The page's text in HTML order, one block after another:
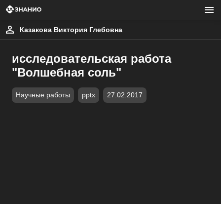
Казакова Виктория Глебовна
исследовательская работа
"Волшебная соль"
Научные работы pptx 27.02.2017